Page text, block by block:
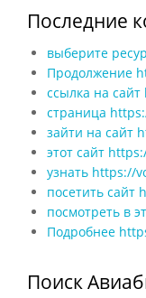
Последние
выберите
Продолжение
ссылка на
страница
зайти на сайт
этот сайт
узнать https://
посетить сайт
посмотреть в
Подробнее
Поиск